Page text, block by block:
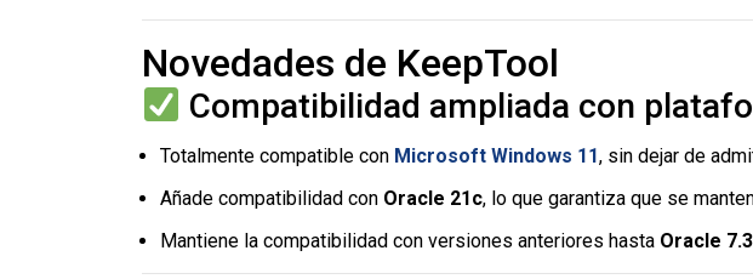
Novedades de KeepTool
Compatibilidad ampliada con
Totalmente compatible con Microsoft Windows 11, sin dejar de
Añade compatibilidad con Oracle 21c, lo que garantiza que se
Mantiene la compatibilidad con versiones anteriores hasta Oracle 7.3